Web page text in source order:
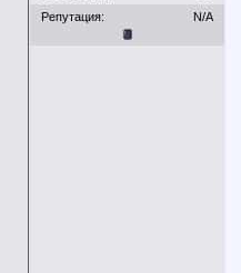
Репутация:
N/A